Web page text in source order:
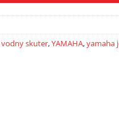
vodny skuter,YAMAHA,yamaha